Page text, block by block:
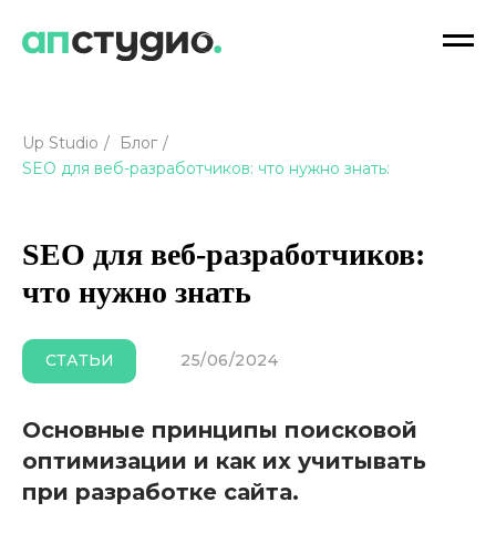
Up Studio / Блог /
SEO для веб-разработчиков: что нужно знать:
SEO для веб-разработчиков:
что нужно знать
СТАТЬИ 25/06/2024
Основные принципы поисковой
оптимизации и как их учитывать
при разработке сайта.